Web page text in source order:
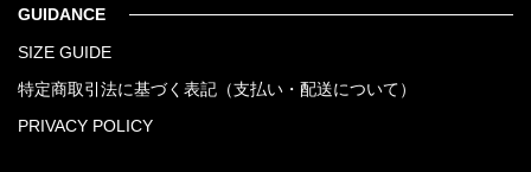
GUIDANCE
SIZE GUIDE
特定商取引法に基づく表記（支払い・配送について）
PRIVACY POLICY